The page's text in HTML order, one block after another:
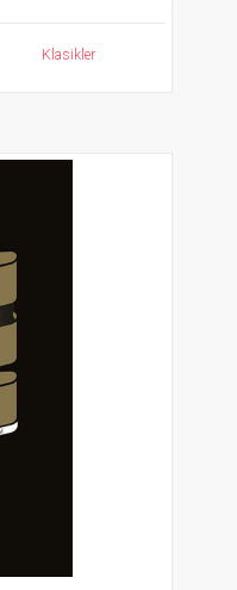
Klasikler